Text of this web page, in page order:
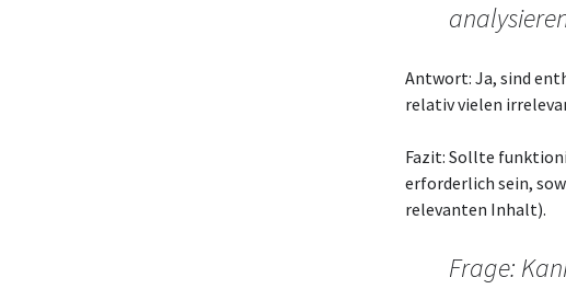
Antwort: Ja, sind
relativ vielen
Fazit: Sollte
erforderlich sein,
relevanten Inhalt).
Frage: